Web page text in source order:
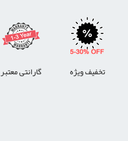
تخفیف ویژه گارانتی معتبر